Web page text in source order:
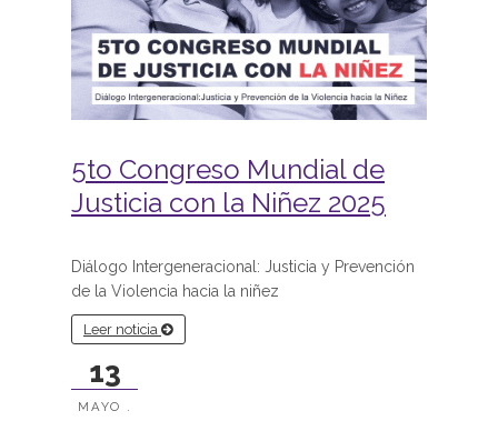
5to Congreso Mundial de
Justicia con la Niñez 2025
Diálogo Intergeneracional: Justicia y Prevención
de la Violencia hacia la niñez
Leer noticia
13
MAYO .